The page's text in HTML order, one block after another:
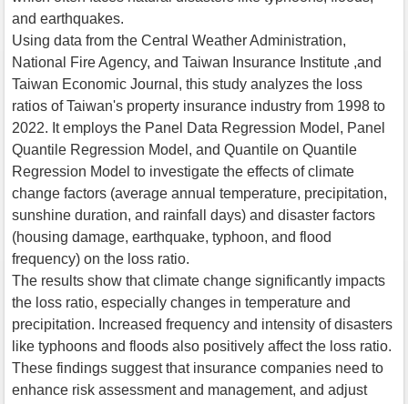
and earthquakes.
Using data from the Central Weather Administration,
National Fire Agency, and Taiwan Insurance Institute ,and
Taiwan Economic Journal, this study analyzes the loss
ratios of Taiwan's property insurance industry from 1998 to
2022. It employs the Panel Data Regression Model, Panel
Quantile Regression Model, and Quantile on Quantile
Regression Model to investigate the effects of climate
change factors (average annual temperature, precipitation,
sunshine duration, and rainfall days) and disaster factors
(housing damage, earthquake, typhoon, and flood
frequency) on the loss ratio.
The results show that climate change significantly impacts
the loss ratio, especially changes in temperature and
precipitation. Increased frequency and intensity of disasters
like typhoons and floods also positively affect the loss ratio.
These findings suggest that insurance companies need to
enhance risk assessment and management, and adjust